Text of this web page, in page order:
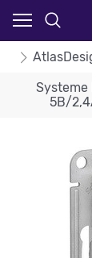
Systeme
5В/